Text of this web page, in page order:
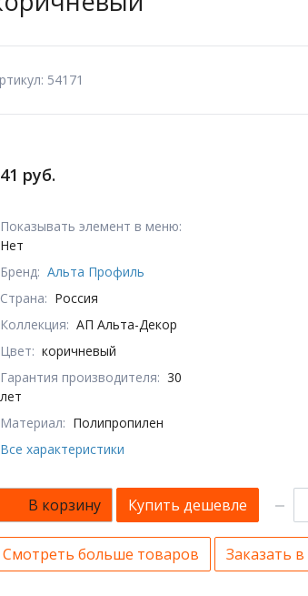
54171
руб.
Показывать элемент в меню:
Нет
Бренд: Альта Профиль
Страна: Россия
Коллекция: АП Альта-Декор
Цвет: коричневый
Гарантия производителя: 30
лет
Материал: Полипропилен
Все характеристики
В корзину Купить дешевле
Смотреть больше товаров Заказать